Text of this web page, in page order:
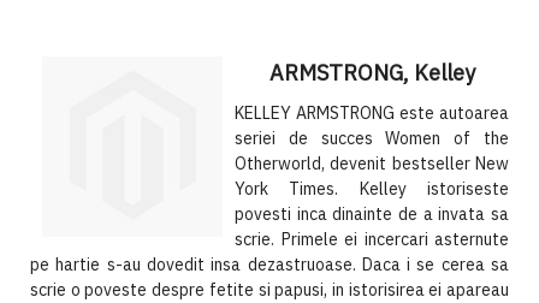
ARMSTRONG, Kelley
KELLEY ARMSTRONG este autoarea
seriei de succes Women of the
Otherworld, devenit bestseller New
York Times. Kelley istoriseste
povesti inca dinainte de a invata sa
scrie. Primele ei incercari asternute
pe hartie s-au dovedit insa dezastruoase. Daca i se cerea sa
scrie o poveste despre fetite si papusi, in istorisirea ei apareau